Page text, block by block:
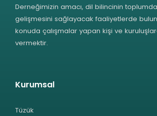
Derneğimizin amacı, dil bilincinin
gelişmesini sağlayacak faaliyetlerde
konuda çalışmalar yapan kişi ve
vermektir.
Kurumsal
Tüzük